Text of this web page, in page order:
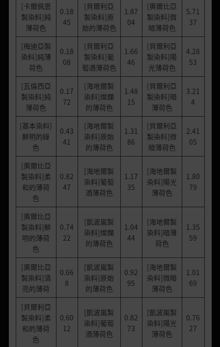
[卡爾佩恩
製染料]純
薄荷色
0.18
45
[貝爾利亞
製染料]原
始的薄荷色
1.87
04
[奧爾比亞
製染料]微
暗薄荷色
5.71
37
[梅迪亞製
染料]純薄
荷色
0.18
08
[貝爾利亞
製染料]葡
萄酒薄荷色
1.66
46
[貝爾利亞
製染料]陽
光薄荷色
4.28
53
[瓦倫西亞
製染料]純
薄荷色
0.17
72
[海地爾製
染料]燦爛
的薄荷色
1.48
15
[貝爾利亞
製染料]暗
薄荷色
3.21
4
[基本染料]
鮮明的綠
色
0.43
41
[海地爾製
染料]原始
的薄荷色
1.31
86
[貝爾利亞
製染料]微
暗薄荷色
2.41
05
[奧爾比亞
製染料]柔
和的薄荷
色
0.82
47
[海地爾製
染料]葡萄
酒薄荷色
1.17
35
[海地爾製
染料]陽光
薄荷色
1.80
79
[奧爾比亞
製染料]鮮
明的薄荷
色
0.74
22
[凱波嵐製
染料]燦爛
的薄荷色
1.04
44
[海地爾製
染料]暗薄
荷色
1.35
59
[奧爾比亞
製染料]清
亮的薄荷
0.66
8
[凱波嵐製
染料]原始
的薄荷色
0.92
95
[海地爾製
染料]微暗
薄荷色
1.01
69
[貝爾利亞
製染料]柔
和的薄荷
色
0.60
12
[凱波嵐製
染料]葡萄
酒薄荷色
0.82
73
[凱波嵐製
染料]陽光
薄荷色
0.76
27